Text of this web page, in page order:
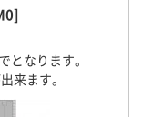
となります。
来ます。